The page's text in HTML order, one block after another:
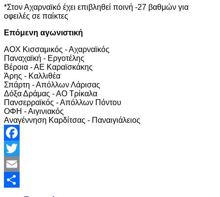
*Στον Αχαρναϊκό έχει επιβληθεί ποινή -27 βαθμών για
οφειλές σε παίκτες
Επόμενη αγωνιστική
ΑΟΧ Κισσαμικός - Αχαρναϊκός
Παναχαϊκή - Εργοτέλης
Βέροια - ΑΕ Καραϊσκάκης
Άρης - Καλλιθέα
Σπάρτη - Απόλλων Λάρισας
Δόξα Δράμας - ΑΟ Τρίκαλα
Πανσερραϊκός - Απόλλων Πόντου
ΟΦΗ - Αιγινιακός
Αναγέννηση Καρδίτσας - Παναιγιάλειος
Facebook
Twitter
Email
Share